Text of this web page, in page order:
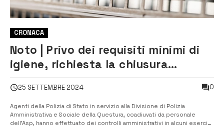
CRONACA
Noto | Privo dei requisiti minimi di
igiene, richiesta la chiusura
25 SETTEMBRE 2024 0
Agenti della Polizia di Stato in servizio alla Divisione di Polizia
Amministrativa e Sociale della Questura, coadiuvati da personale
dell’Asp, hanno effettuato dei controlli amministrativi in alcuni esercizi